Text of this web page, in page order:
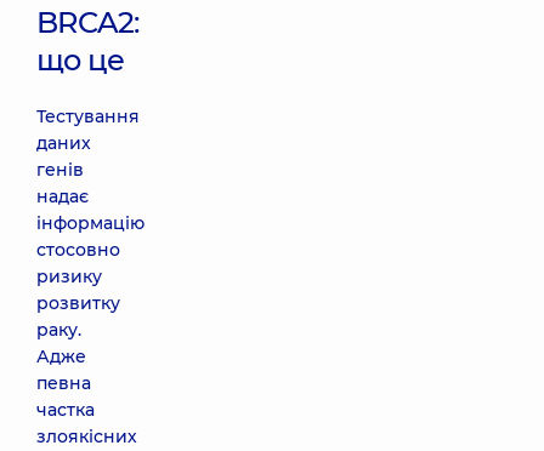
BRCA2:
що це
Тестування
даних
генів
надає
інформацію
стосовно
ризику
розвитку
раку.
Адже
певна
частка
злоякісних